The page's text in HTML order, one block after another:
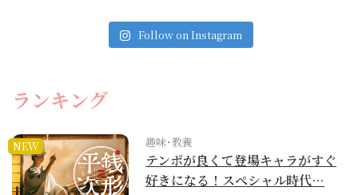
Follow on Instagram
ランキング
NEW 趣味･教養
テンポが良くて登場キャラがすぐ
好きになる！スペシャル時代…